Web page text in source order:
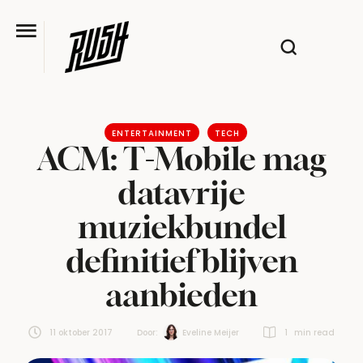
ENTERTAINMENT TECH
ACM: T-Mobile mag
datavrije
muziekbundel
definitief blijven
aanbieden
11 oktober 2017 Door: Eveline Meijer 1 min read